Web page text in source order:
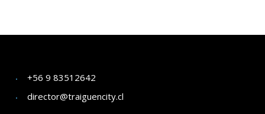
+56 9 83512642
director@traiguencity.cl